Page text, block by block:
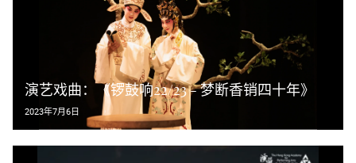
演艺戏曲：《锣鼓响22/23 - 梦断香销四十年》
2023年7月6日